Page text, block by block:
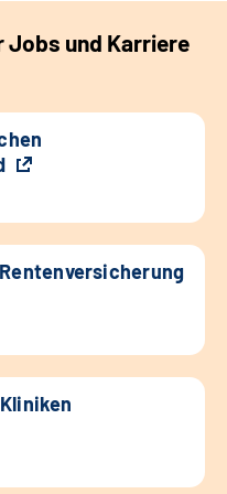
Jobs und Karriere